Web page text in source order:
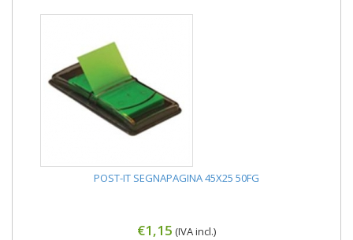
POST-IT SEGNAPAGINA 45X25 50FG
€1,15 (IVA incl.)